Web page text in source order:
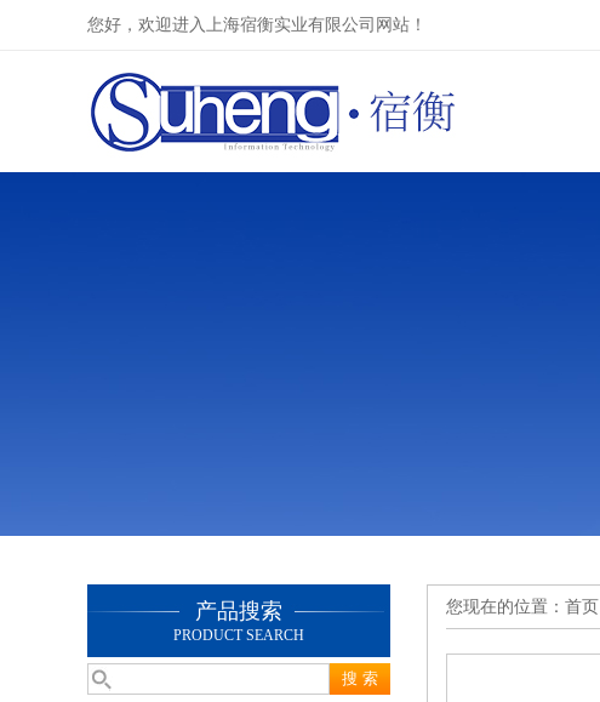
您好，欢迎进入上海宿衡实业有限公司网站！
产品搜索
PRODUCT SEARCH
您现在的位置： 首页